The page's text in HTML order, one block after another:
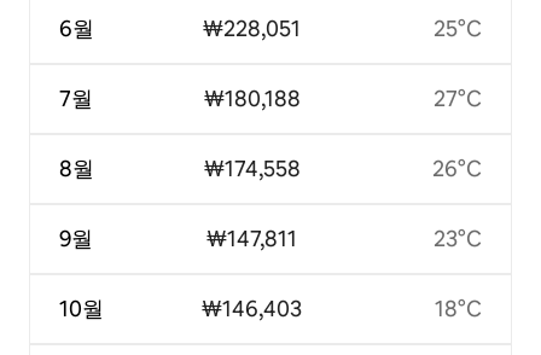
6월
7월
8월
9월
10월
₩228,051
₩180,188
₩174,558
₩147,811
₩146,403
25°C
27°C
26°C
23°C
18°C